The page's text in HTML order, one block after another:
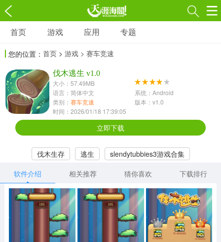
游戏
3697款应用
1597款应用
休闲益智
13387款应用
2196款应用
1072款应用
418款应用
568款应用
音乐舞蹈
269款应用
2716款应用
515款应用
1654款应用
游戏助手
515款应用
MOD游戏
1056款应用
首页 游戏 应用 专题
您的位置： 首页 > 游戏 > 赛车竞速
伐木逃生 v1.0
大小：57.49MB
语言：简体中文
系统：Android
类别： 赛车竞速
版本：v1.0
时间：2026/01/18 17:39:05
立即下载
伐木生存 逃生
slendytubbies3游戏合集
软件介绍
相关推荐 猜你喜欢 下载排行